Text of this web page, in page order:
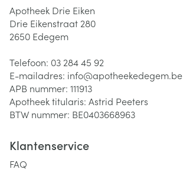
Apotheek Drie Eiken
Drie Eikenstraat 280
2650 Edegem
Telefoon: 03 284 45 92
E-mailadres: info@apotheekedegem.be
APB nummer: 111913
Apotheek titularis: Astrid Peeters
BTW nummer: BE0403668963
Klantenservice
FAQ